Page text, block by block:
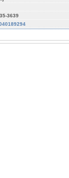
3639